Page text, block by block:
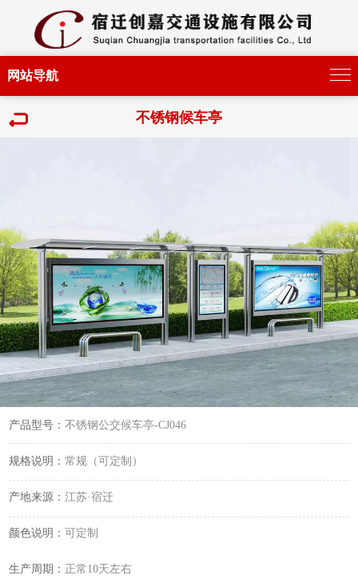
网站导航
不锈钢候车亭
产品型号：不锈钢公交候车亭-CJ046
规格说明：常规（可定制）
产地来源：江苏·宿迁
颜色说明： 可定制
生产周期： 正常10天左右